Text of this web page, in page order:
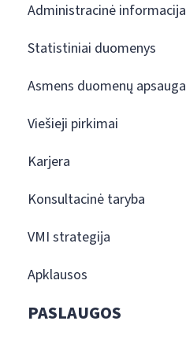
Administracinė informacija
Statistiniai duomenys
Asmens duomenų apsauga
Viešieji pirkimai
Karjera
Konsultacinė taryba
VMI strategija
Apklausos
PASLAUGOS